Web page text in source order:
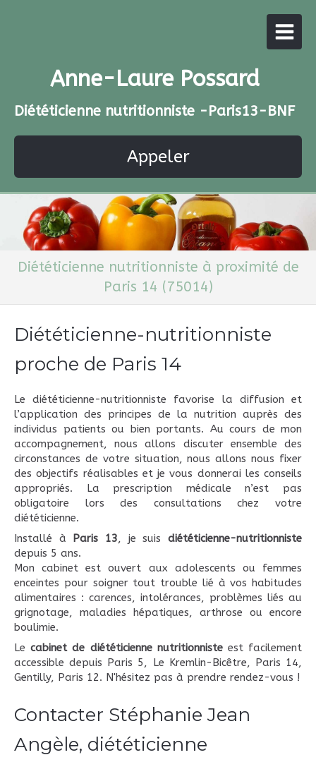
Anne-Laure Possard
Diététicienne nutritionniste -Paris13-BNF
Appeler
Diététicienne nutritionniste à proximité de
Paris 14 (75014)
Diététicienne-nutritionniste
proche de Paris 14
Le diététicienne-nutritionniste favorise la diffusion et
l’application des principes de la nutrition auprès des
individus patients ou bien portants. Au cours de mon
accompagnement, nous allons discuter ensemble des
circonstances de votre situation, nous allons nous fixer
des objectifs réalisables et je vous donnerai les conseils
appropriés. La prescription médicale n’est pas
obligatoire lors des consultations chez votre
diététicienne.
Installé à Paris 13, je suisdiététicienne-nutritionniste
depuis 5 ans.
Mon cabinet est ouvert aux adolescents ou femmes
enceintes pour soigner tout trouble lié à vos habitudes
alimentaires : carences, intolérances, problèmes liés au
grignotage, maladies hépatiques, arthrose ou encore
boulimie.
Lecabinet de diététicienne nutritionnisteest facilement
accessible depuis Paris 5, Le Kremlin-Bicêtre, Paris 14,
Gentilly, Paris 12. N'hésitez pas à prendre rendez-vous !
Contacter Stéphanie Jean
Angèle, diététicienne